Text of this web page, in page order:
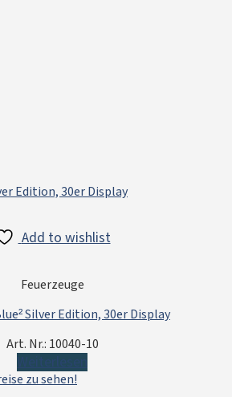
Add to wishlist
Feuerzeuge
Silver Edition, 30er Display
Art. Nr.: 10040-10
zu sehen!